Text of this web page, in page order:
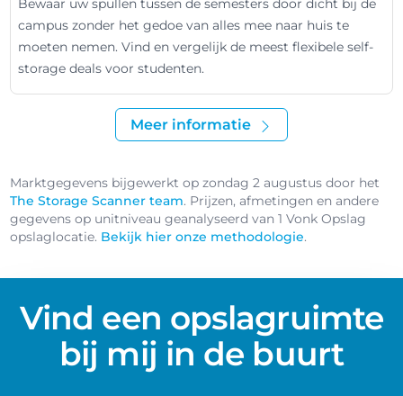
Bewaar uw spullen tussen de semesters door dicht bij de
campus zonder het gedoe van alles mee naar huis te
moeten nemen. Vind en vergelijk de meest flexibele self-
storage deals voor studenten.
Meer informatie
Marktgegevens bijgewerkt op zondag 2 augustus door het
The Storage Scanner team. Prijzen, afmetingen en andere
gegevens op unitniveau geanalyseerd van 1 Vonk Opslag
opslaglocatie. Bekijk hier onze methodologie.
Vind een opslagruimte
bij mij in de buurt